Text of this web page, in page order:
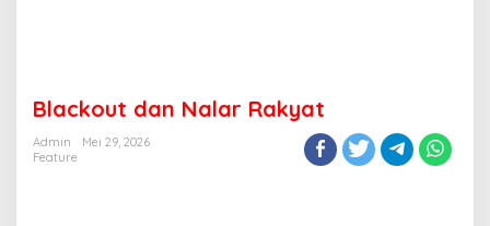
Blackout dan Nalar Rakyat
Admin
Mei 29, 2026
Feature